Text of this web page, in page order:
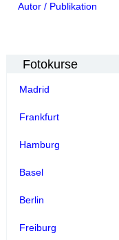
Autor / Publikation
Fotokurse
Madrid
Frankfurt
Hamburg
Basel
Berlin
Freiburg